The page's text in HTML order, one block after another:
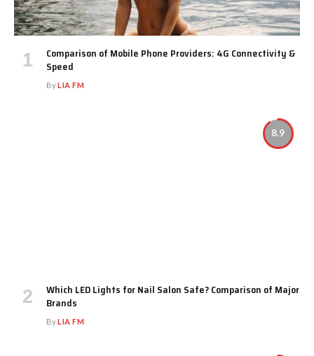
Comparison of Mobile Phone Providers: 4G Connectivity &
Speed
ByLIA FM
8.9
Which LED Lights for Nail Salon Safe? Comparison of Major
Brands
ByLIA FM